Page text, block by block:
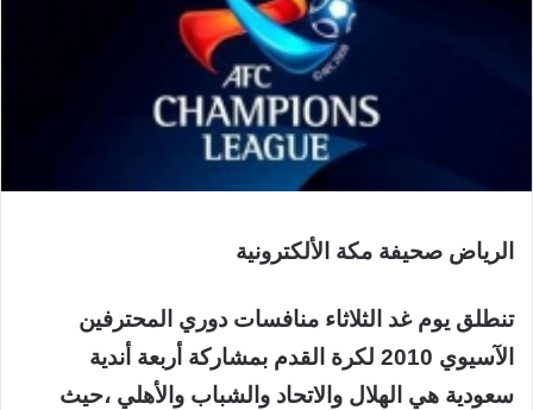
الرياض صحيفة مكة الألكترونية
تنطلق يوم غد الثلاثاء منافسات دوري المحترفين
الآسيوي 2010 لكرة القدم بمشاركة أربعة أندية
سعودية هي الهلال والاتحاد والشباب والأهلي ،حيث